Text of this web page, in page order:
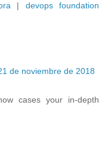
| devops foundation
de noviembre de 2018
cases your in-depth